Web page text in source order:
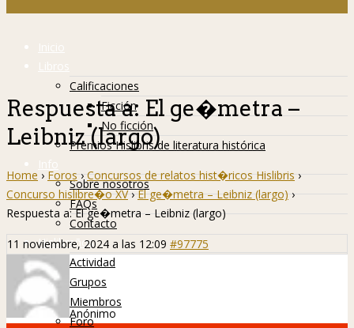
Inicio
Libros
Calificaciones
Ficción
No ficción
Premios Hislibris de literatura histórica
Info
Sobre nosotros
FAQs
Contacto
Hislibreños
Actividad
Grupos
Miembros
Foro
Respuesta a: El ge�metra –
Leibniz (largo)
Home › Foros › Concursos de relatos hist�ricos Hislibris ›
Concurso hislibre�o XV › El ge�metra – Leibniz (largo) ›
Respuesta a: El ge�metra – Leibniz (largo)
11 noviembre, 2024 a las 12:09 #97775
Anónimo